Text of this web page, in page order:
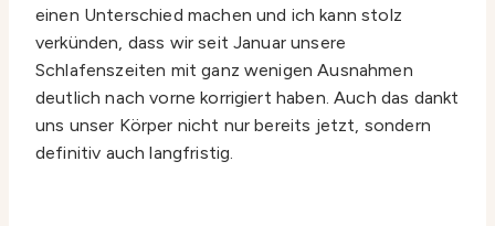
einen Unterschied machen und ich kann stolz
verkünden, dass wir seit Januar unsere
Schlafenszeiten mit ganz wenigen Ausnahmen
deutlich nach vorne korrigiert haben. Auch das dankt
uns unser Körper nicht nur bereits jetzt, sondern
definitiv auch langfristig.